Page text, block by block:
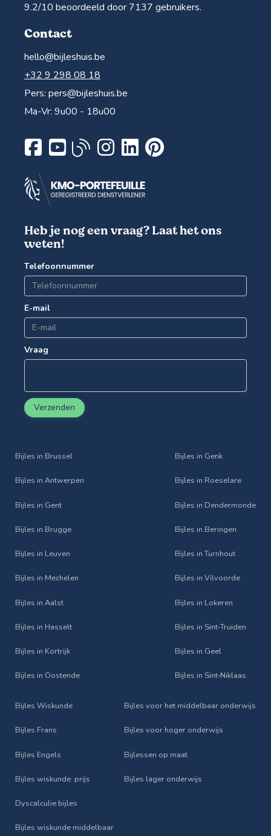
9.2/10 beoordeeld door 7137 gebruikers.
Contact
hello@bijleshuis.be
+32 9 298 08 18
Pers: pers@bijleshuis.be
Ma-Vr: 9u00 - 18u00
Heb je nog een vraag? Laat het ons
weten!
Telefoonnummer
E-mail
Vraag
Verzenden
Bijles in Brussel
Bijles in Antwerpen
Bijles in Gent
Bijles in Brugge
Bijles in Leuven
Bijles in Mechelen
Bijles in Aalst
Bijles in Hasselt
Bijles in Kortrijk
Bijles in Oostende
Bijles in Genk
Bijles in Roeselare
Bijles in Dendermonde
Bijles in Beringen
Bijles in Turnhout
Bijles in Vilvoorde
Bijles in Lokeren
Bijles in Sint‑Truiden
Bijles in Geel
Bijles in Sint‑Niklaas
Bijles Wiskunde
Bijles Frans
Bijles Engels
Bijles wiskunde: prijs
Dyscalculie bijles
Bijles wiskunde middelbaar
Bijles voor het middelbaar onderwijs
Bijles voor hoger onderwijs
Bijlessen op maat
Bijles lager onderwijs